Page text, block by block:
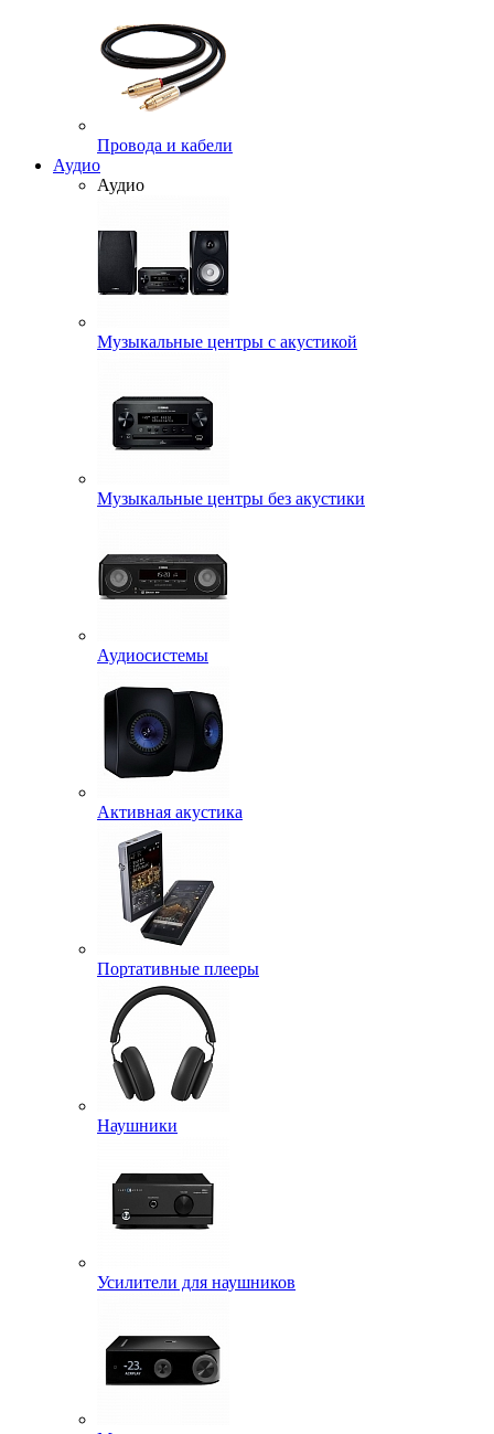
Провода и кабели
Аудио
Аудио
Музыкальные центры с акустикой
Музыкальные центры без акустики
Аудиосистемы
Активная акустика
Портативные плееры
Наушники
Усилители для наушников